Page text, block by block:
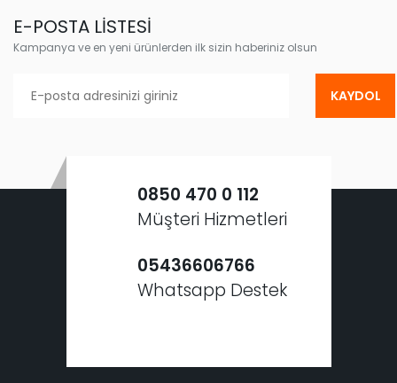
E-POSTA LİSTESİ
Kampanya ve en yeni ürünlerden ilk sizin haberiniz olsun
KAYDOL
0850 470 0 112
Müşteri Hizmetleri
05436606766
Whatsapp Destek